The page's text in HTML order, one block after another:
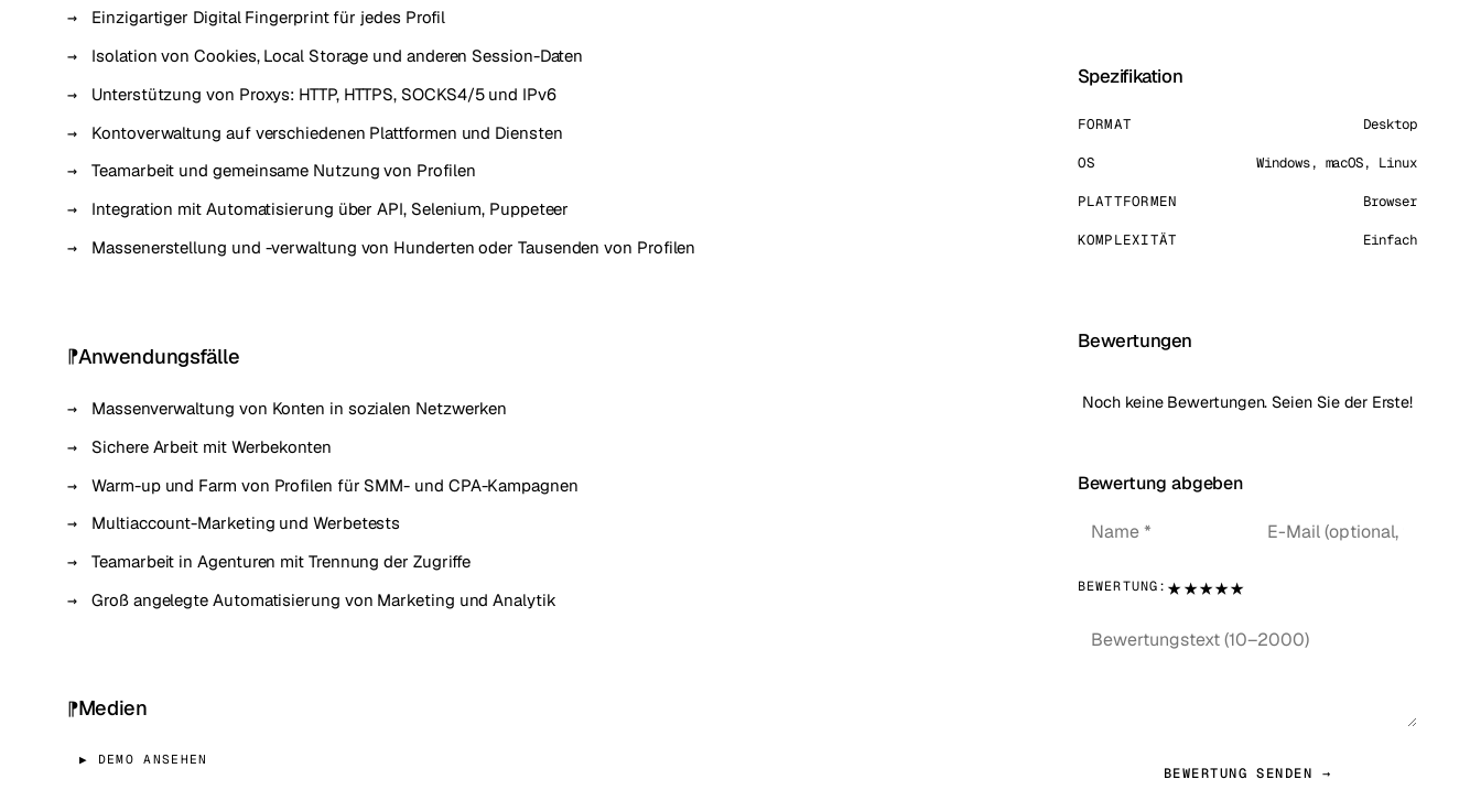
Einzigartiger Digital Fingerprint für jedes Profil
Isolation von Cookies, Local Storage und anderen Session-Daten
Unterstützung von Proxys: HTTP, HTTPS, SOCKS4/5 und IPv6
Kontoverwaltung auf verschiedenen Plattformen und Diensten
Teamarbeit und gemeinsame Nutzung von Profilen
Integration mit Automatisierung über API, Selenium, Puppeteer
Massenerstellung und -verwaltung von Hunderten oder Tausenden von Profilen
Anwendungsfälle
Massenverwaltung von Konten in sozialen Netzwerken
Sichere Arbeit mit Werbekonten
Warm-up und Farm von Profilen für SMM- und CPA-Kampagnen
Multiaccount-Marketing und Werbetests
Teamarbeit in Agenturen mit Trennung der Zugriffe
Groß angelegte Automatisierung von Marketing und Analytik
Medien
▶ DEMO ANSEHEN
Spezifikation
FORMAT Desktop
OS Windows, macOS, Linux
PLATTFORMEN Browser
KOMPLEXITÄT Einfach
Bewertungen
Noch keine Bewertungen. Seien Sie der Erste!
Bewertung abgeben
BEWERTUNG: ★★★★★
BEWERTUNG SENDEN →